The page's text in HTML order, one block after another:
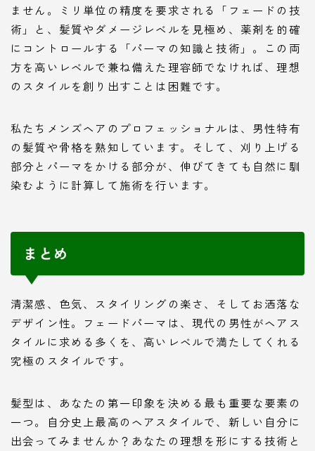
ません。ミリ単位の精度を要求される「フェードの技
術」と、髪質やダメージレベルを見極め、薬剤を的確
にコントロールする「パーマの知識と技術」。この両
方を高いレベルで兼ね備えた理容師でなければ、理想
のスタイルを創り出すことは困難です。
私たちメンズヘアのプロフェッショナルは、男性特有
の髪質や骨格を熟知しています。そして、刈り上げる
部分とパーマをかける部分が、伸びてきても自然に馴
染むように計算して施術を行います。
まとめ
清潔感、色気、スタイリングの楽さ、そしてお洒落な
デザイン性。フェードパーマは、現代の男性がヘアス
タイルに求める多くを、高いレベルで満たしてくれる
究極のスタイルです。
髪型は、あなたの第一印象を決める最も重要な要素の
一つ。自分史上最高のヘアスタイルで、新しい自分に
出会ってみませんか？あなたの理想を形にする技術と